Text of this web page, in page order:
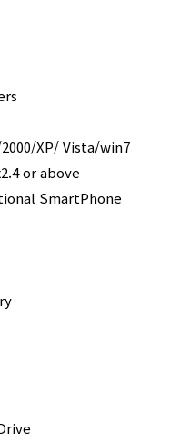
XP/ Vista/win7
or above
SmartPhone